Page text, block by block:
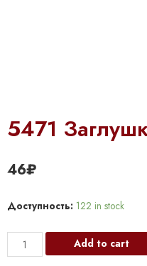
5471
46₽
Доступность: 122 in stock
5471
Заглушка
Add to cart